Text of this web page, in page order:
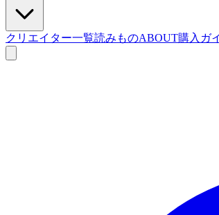
クリエイター一覧読みものABOUT購入ガ